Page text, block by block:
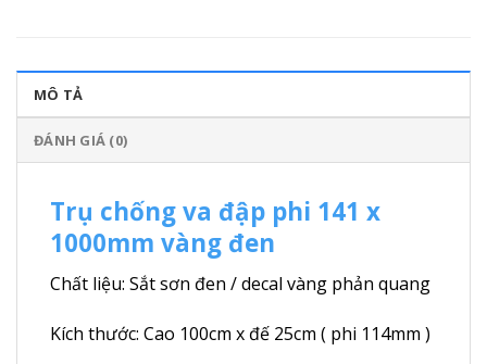
MÔ TẢ
ĐÁNH GIÁ (0)
Trụ chống va đập phi 141 x
1000mm vàng đen
Chất liệu: Sắt sơn đen / decal vàng phản quang
Kích thước: Cao 100cm x đế 25cm ( phi 114mm )